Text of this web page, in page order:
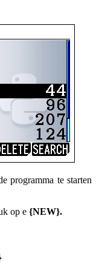
programma te starten
op e {NEW}.